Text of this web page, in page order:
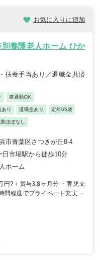
お気に入りに追加
養護老人ホーム ひか
扶養手当あり／退職金共済
車通勤OK
り 退職金あり 定年65歳
ほぼなし
市青葉区さつきが丘8-4
日市場駅から徒歩10分
ホーム
円?＋賞与3.8ヶ月分 ・育児支
程度でプライベート充実 ・